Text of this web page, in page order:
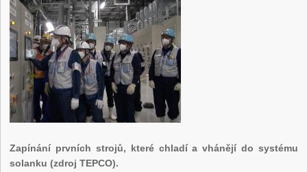
Zapínání prvních strojů, které chladí a vhánějí do systému
solanku (zdroj TEPCO).